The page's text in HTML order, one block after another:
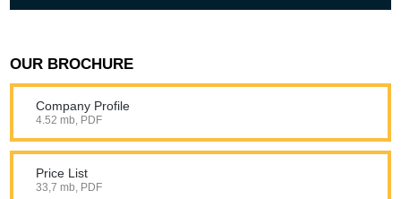
OUR BROCHURE
Company Profile
4.52 mb, PDF
Price List
33,7 mb, PDF